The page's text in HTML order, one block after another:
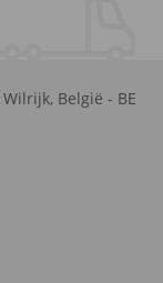
Wilrijk, België - BE